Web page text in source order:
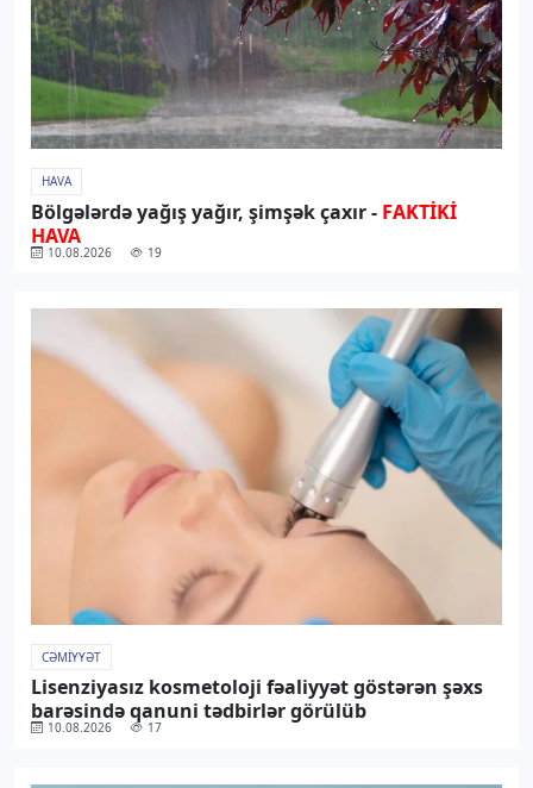
HAVA
Bölgələrdə yağış yağır, şimşək çaxır -FAKTİKİ
HAVA
10.08.2026 19
CƏMIYYƏT
Lisenziyasız kosmetoloji fəaliyyət göstərən şəxs
barəsində qanuni tədbirlər görülüb
10.08.2026 17